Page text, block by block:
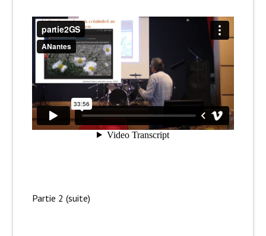
Partie 2 (suite)